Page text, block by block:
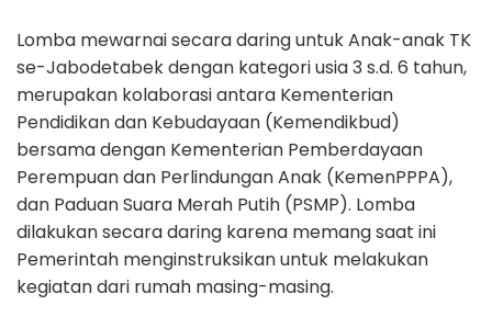
Lomba mewarnai secara daring untuk Anak-anak TK
se-Jabodetabek dengan kategori usia 3 s.d. 6 tahun,
merupakan kolaborasi antara Kementerian
Pendidikan dan Kebudayaan (Kemendikbud)
bersama dengan Kementerian Pemberdayaan
Perempuan dan Perlindungan Anak (KemenPPPA),
dan Paduan Suara Merah Putih (PSMP). Lomba
dilakukan secara daring karena memang saat ini
Pemerintah menginstruksikan untuk melakukan
kegiatan dari rumah masing-masing.